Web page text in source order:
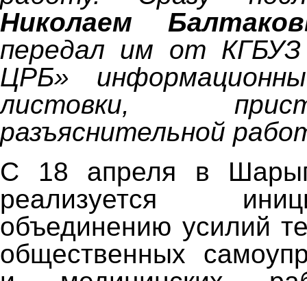
Николаем
передал им от КГБУЗ
ЦРБ»
листовки,
разъяснительной
С 18 апреля в
реализуется
объединению усилий
общественных